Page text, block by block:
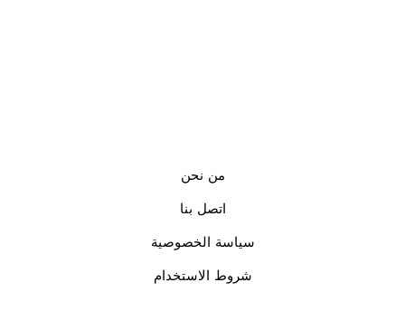
من نحن
اتصل بنا
سياسة الخصوصية
شروط الاستخدام